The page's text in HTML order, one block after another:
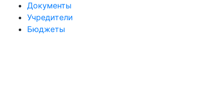
Документы
Учредители
Бюджеты